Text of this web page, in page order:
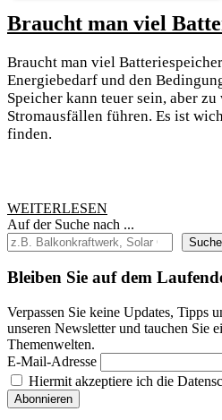
Braucht man viel
Braucht man viel
Energiebedarf und den
Speicher kann teuer sein, aber
Stromausfällen führen. Es ist
finden.
WEITERLESEN
Auf der Suche nach ...
Bleiben Sie auf dem
Verpassen Sie keine Updates, Tipps
unseren Newsletter und tauchen Sie
Themenwelten.
E-Mail-Adresse
Hiermit akzeptiere ich die